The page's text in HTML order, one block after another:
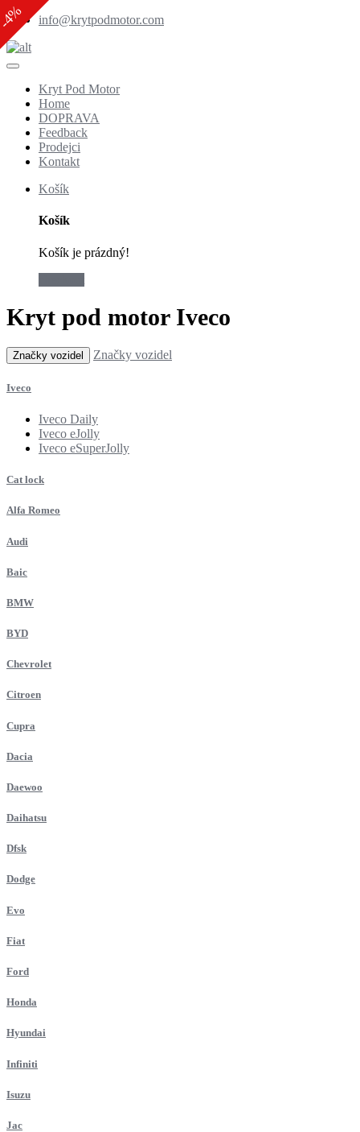
info@krytpodmotor.com
Kryt Pod Motor
Home
DOPRAVA
Feedback
Prodejci
Kontakt
Košík
Košík
Košík je prázdný!
Kryt pod motor Iveco
Značky vozidel Značky vozidel
Iveco
Iveco Daily
Iveco eJolly
Iveco eSuperJolly
Cat lock
Alfa Romeo
Audi
Baic
BMW
BYD
Chevrolet
Citroen
Cupra
Dacia
Daewoo
Daihatsu
Dfsk
Dodge
Evo
Fiat
Ford
Honda
Hyundai
Infiniti
Isuzu
Jac